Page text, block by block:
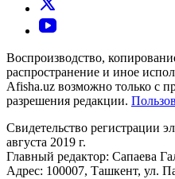
Воспроизводство,
распространение и иное
Afisha.uz возможно только с
разрешения редакции.
Свидетельство регистрации
августа 2019 г.
Главный редактор: Сапаева
Адрес: 100007, Ташкент, ул.